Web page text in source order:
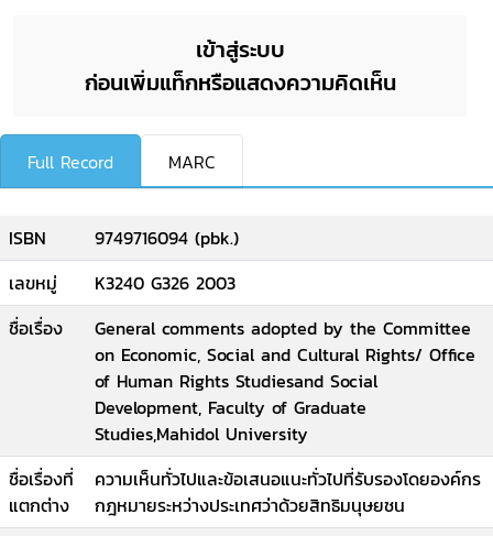
เข้าสู่ระบบ
ก่อนเพิ่มแท็กหรือแสดงความคิดเห็น
Full Record MARC
ISBN
9749716094 (pbk.)
เลขหมู่
K3240 G326 2003
ชื่อเรื่อง
General comments adopted by the Committee
on Economic, Social and Cultural Rights/ Office
of Human Rights Studiesand Social
Development, Faculty of Graduate
Studies,Mahidol University
ชื่อเรื่องที่
แตกต่าง
ความเห็นทั่วไปและข้อเสนอแนะทั่วไปที่รับรองโดยองค์กร
กฎหมายระหว่างประเทศว่าด้วยสิทธิมนุษยชน